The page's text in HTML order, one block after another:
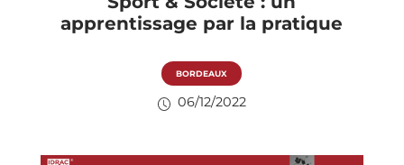
apprentissage par la pratique
BORDEAUX
06/12/2022